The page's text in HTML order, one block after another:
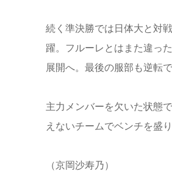
続く準決勝では日体大と対
躍。フルーレとはまた違っ
展開へ。最後の服部も逆転
主力メンバーを欠いた状態
えないチームでベンチを盛
（京岡沙寿乃）